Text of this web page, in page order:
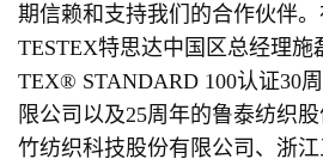
期信赖和支持我们的合作伙伴。
TESTEX特思达中国区总经理施
TEX® STANDARD 100认证30
限公司以及25周年的鲁泰纺织
竹纺织科技股份有限公司、浙